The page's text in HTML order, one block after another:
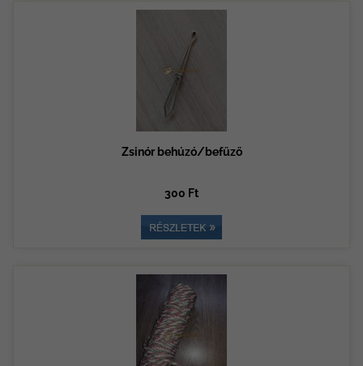
Zsinór behúzó/befűző
300 Ft